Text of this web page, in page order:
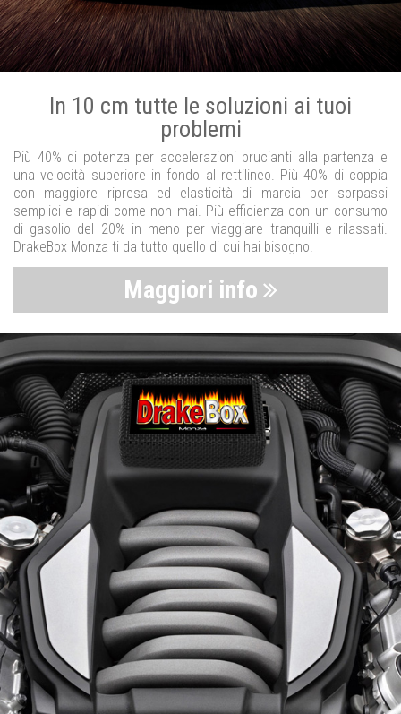
In 10 cm tutte le soluzioni ai tuoi
problemi
Più 40% di potenza per accelerazioni brucianti alla partenza e
una velocità superiore in fondo al rettilineo. Più 40% di coppia
con maggiore ripresa ed elasticità di marcia per sorpassi
semplici e rapidi come non mai. Più efficienza con un consumo
di gasolio del 20% in meno per viaggiare tranquilli e rilassati.
DrakeBox Monza ti da tutto quello di cui hai bisogno.
Maggiori info